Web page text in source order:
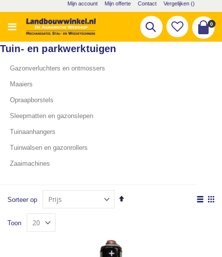
naar
de
inhoud
Mijn account Mijn offerte Contact Vergelijken ()
Cart
0
Zoek
Sorteer op
Van
Toon
Tuin- en parkwerktuigen
Gazonverluchters en ontmossers
Maaiers
Opraapborstels
Sleepmatten en gazonslepen
Tuinaanhangers
Tuinwalsen en gazonrollers
Zaaimachines